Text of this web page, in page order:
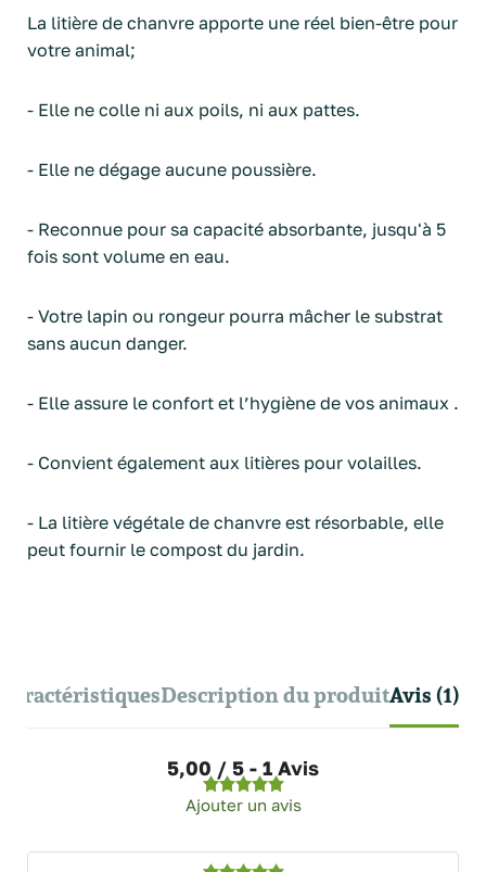
La litière de chanvre apporte une réel bien-être pour
votre animal;
- Elle ne colle ni aux poils, ni aux pattes.
- Elle ne dégage aucune poussière.
- Reconnue pour sa capacité absorbante, jusqu'à 5
fois sont volume en eau.
- Votre lapin ou rongeur pourra mâcher le substrat
sans aucun danger.
- Elle assure le confort et l’hygiène de vos animaux .
- Convient également aux litières pour volailles.
- La litière végétale de chanvre est résorbable, elle
peut fournir le compost du jardin.
Description du produitAvis (1)
5,00 / 5 - 1 Avis
Ajouter un avis